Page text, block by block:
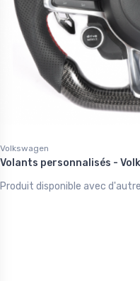
Volkswagen
Volants personnalisés -
Produit disponible avec